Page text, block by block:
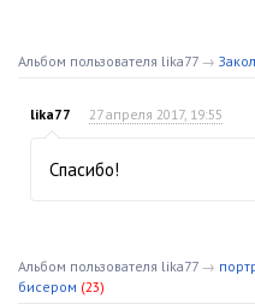
Альбом пользователя lika77→
lika77 27 апреля 2017, 19:55
Спасибо!
Альбом пользователя lika77→
бисером (23)